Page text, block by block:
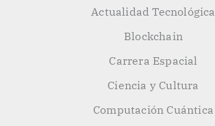
Actualidad Tecnológica
Blockchain
Carrera Espacial
Ciencia y Cultura
Computación Cuántica